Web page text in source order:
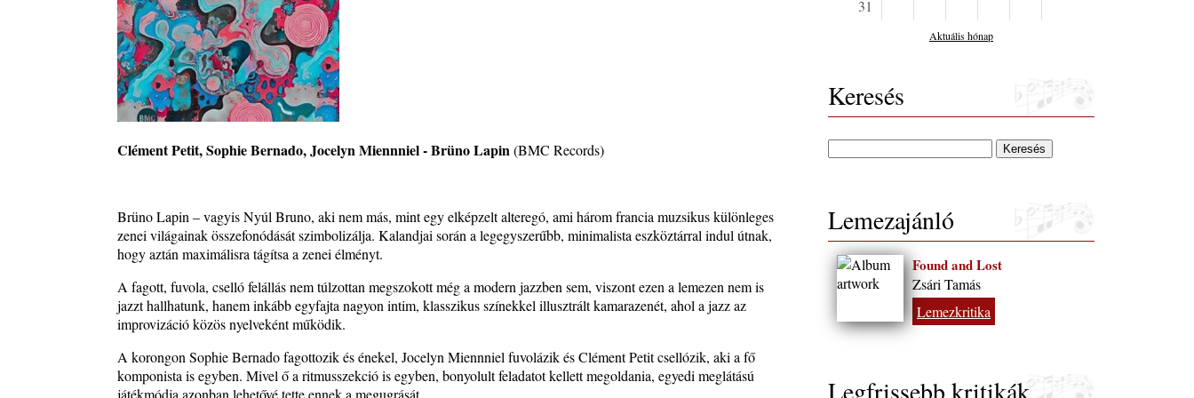
10 éve halt meg lapunk főszerkesztő-helyettese, Csányi
Attila
2026. augusztus 04.
45 éve történt… Jazz-rock albumok 1981-ből - Shakatak
„Drivin’ Hard”
2026. augusztus 03.
2026. augusztus 03.
A 21. században meghalt magyar jazz muzsikusok – 109.
rész: (Dr.) Borissza Géza
2026. augusztus 02.
Exkluzív interjú Bóna Lászlóval
2026. augusztus 01.
2026-os jazzfesztiválok, amelyekről én is tudok… 18. rész:
Zempléni Fesztivál (Sátoraljaújhely – 2026. augusztus 13-
23.)
Clément Petit, Sophie Bernado, Jocelyn Miennniel - Brüno Lapin(BMC Records)
Brüno Lapin – vagyis Nyúl Bruno, aki nem más, mint egy elképzelt alteregó, ami három francia muzsikus különleges
zenei világainak összefonódását szimbolizálja. Kalandjai során a legegyszerűbb, minimalista eszköztárral indul útnak,
hogy aztán maximálisra tágítsa a zenei élményt.
A fagott, fuvola, cselló felállás nem túlzottan megszokott még a modern jazzben sem, viszont ezen a lemezen nem is
jazzt hallhatunk, hanem inkább egyfajta nagyon intim, klasszikus színekkel illusztrált kamarazenét, ahol a jazz az
improvizáció közös nyelveként működik.
A korongon Sophie Bernado fagottozik és énekel, Jocelyn Miennniel fuvolázik és Clément Petit csellózik, aki a fő
komponista is egyben. Mivel ő a ritmusszekció is egyben, bonyolult feladatot kellett megoldania, egyedi meglátású
játékmódja azonban lehetővé tette ennek a megugrását.
31
Aktuális hónap
Keresés
Lemezajánló
Found and Lost
Zsári Tamás
Lemezkritika
Legfrissebb kritikák